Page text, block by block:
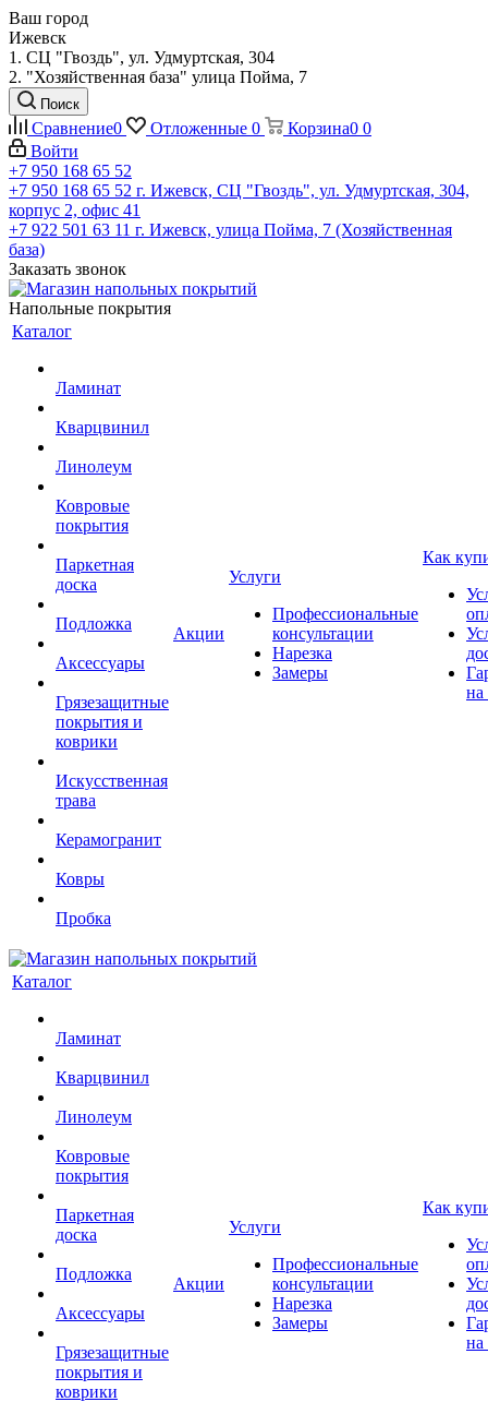
Ваш город
Ижевск
1. СЦ "Гвоздь", ул. Удмуртская, 304
2. "Хозяйственная база" улица Пойма, 7
Поиск
Сравнение0 Отложенные 0 Корзина0 0
Войти
+7 950 168 65 52
+7 950 168 65 52 г. Ижевск, СЦ "Гвоздь", ул. Удмуртская, 304,
корпус 2, офис 41
+7 922 501 63 11 г. Ижевск, улица Пойма, 7 (Хозяйственная
база)
Заказать звонок
Напольные покрытия
Каталог
Ламинат
Кварцвинил
Линолеум
Ковровые
покрытия
Паркетная
доска
Подложка
Аксессуары
Грязезащитные
покрытия и
коврики
Искусственная
трава
Керамогранит
Ковры
Пробка
Акции
Услуги
Профессиональные
консультации
Нарезка
Замеры
Как
на
Каталог
Ламинат
Кварцвинил
Линолеум
Ковровые
покрытия
Паркетная
доска
Подложка
Аксессуары
Грязезащитные
покрытия и
коврики
Акции
Услуги
Профессиональные
консультации
Нарезка
Замеры
Как
на